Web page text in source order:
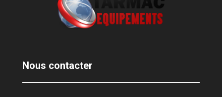
Nous contacter